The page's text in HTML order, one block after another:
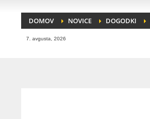
DOMOV NOVICE DOGODKI
7. avgusta, 2026